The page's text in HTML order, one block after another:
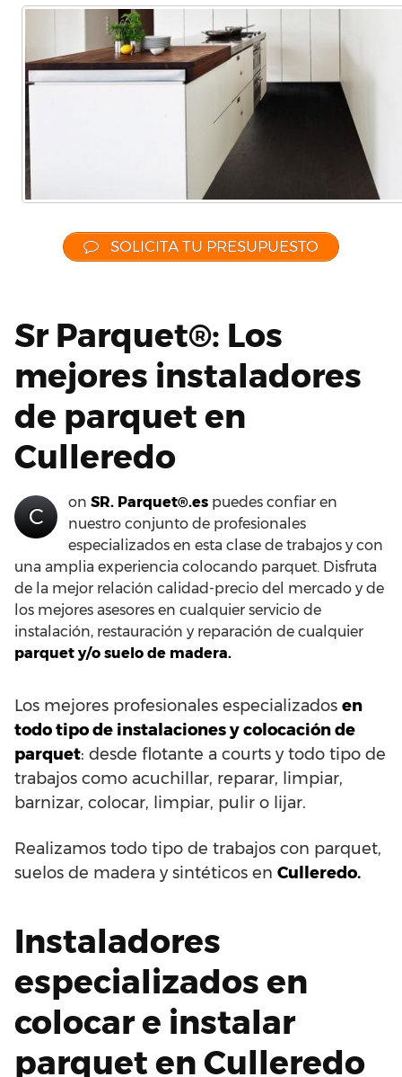
SOLICITA TU PRESUPUESTO
Sr Parquet®: Los
mejores instaladores
de parquet en
Culleredo
C
on SR. Parquet®.es puedes confiar en
nuestro conjunto de profesionales
especializados en esta clase de trabajos y con
una amplia experiencia colocando parquet. Disfruta
de la mejor relación calidad-precio del mercado y de
los mejores asesores en cualquier servicio de
instalación, restauración y reparación de cualquier
parquet y/o suelo de madera.
Los mejores profesionales especializados en
todo tipo de instalaciones y colocación de
parquet: desde flotante a courts y todo tipo de
trabajos como acuchillar, reparar, limpiar,
barnizar, colocar, limpiar, pulir o lijar.
Realizamos todo tipo de trabajos con parquet,
suelos de madera y sintéticos en Culleredo.
Instaladores
especializados en
colocar e instalar
parquet en Culleredo